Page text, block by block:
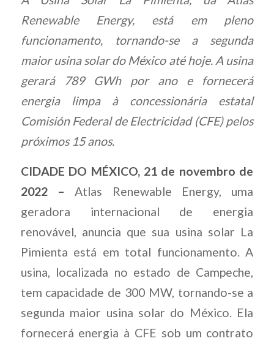
Renewable Energy, está em pleno
funcionamento, tornando-se a segunda
maior usina solar do México até hoje. A usina
gerará 789 GWh por ano e fornecerá
energia limpa à concessionária estatal
Comisión Federal de Electricidad (CFE) pelos
próximos 15 anos.
CIDADE DO MÉXICO, 21 de novembro de
2022 –Atlas Renewable Energy, uma
geradora internacional de energia
renovável, anuncia que sua usina solar La
Pimienta está em total funcionamento. A
usina, localizada no estado de Campeche,
tem capacidade de 300 MW, tornando-se a
segunda maior usina solar do México. Ela
fornecerá energia à CFE sob um contrato